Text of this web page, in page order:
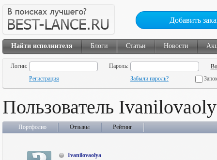
Добавить
Найти исполнителя Блоги Статьи Новости
Логин:
Пароль:
Регистрация
Забыли пароль?
Пользователь
Портфолио Отзывы Рейтинг
Ivanilovaolya